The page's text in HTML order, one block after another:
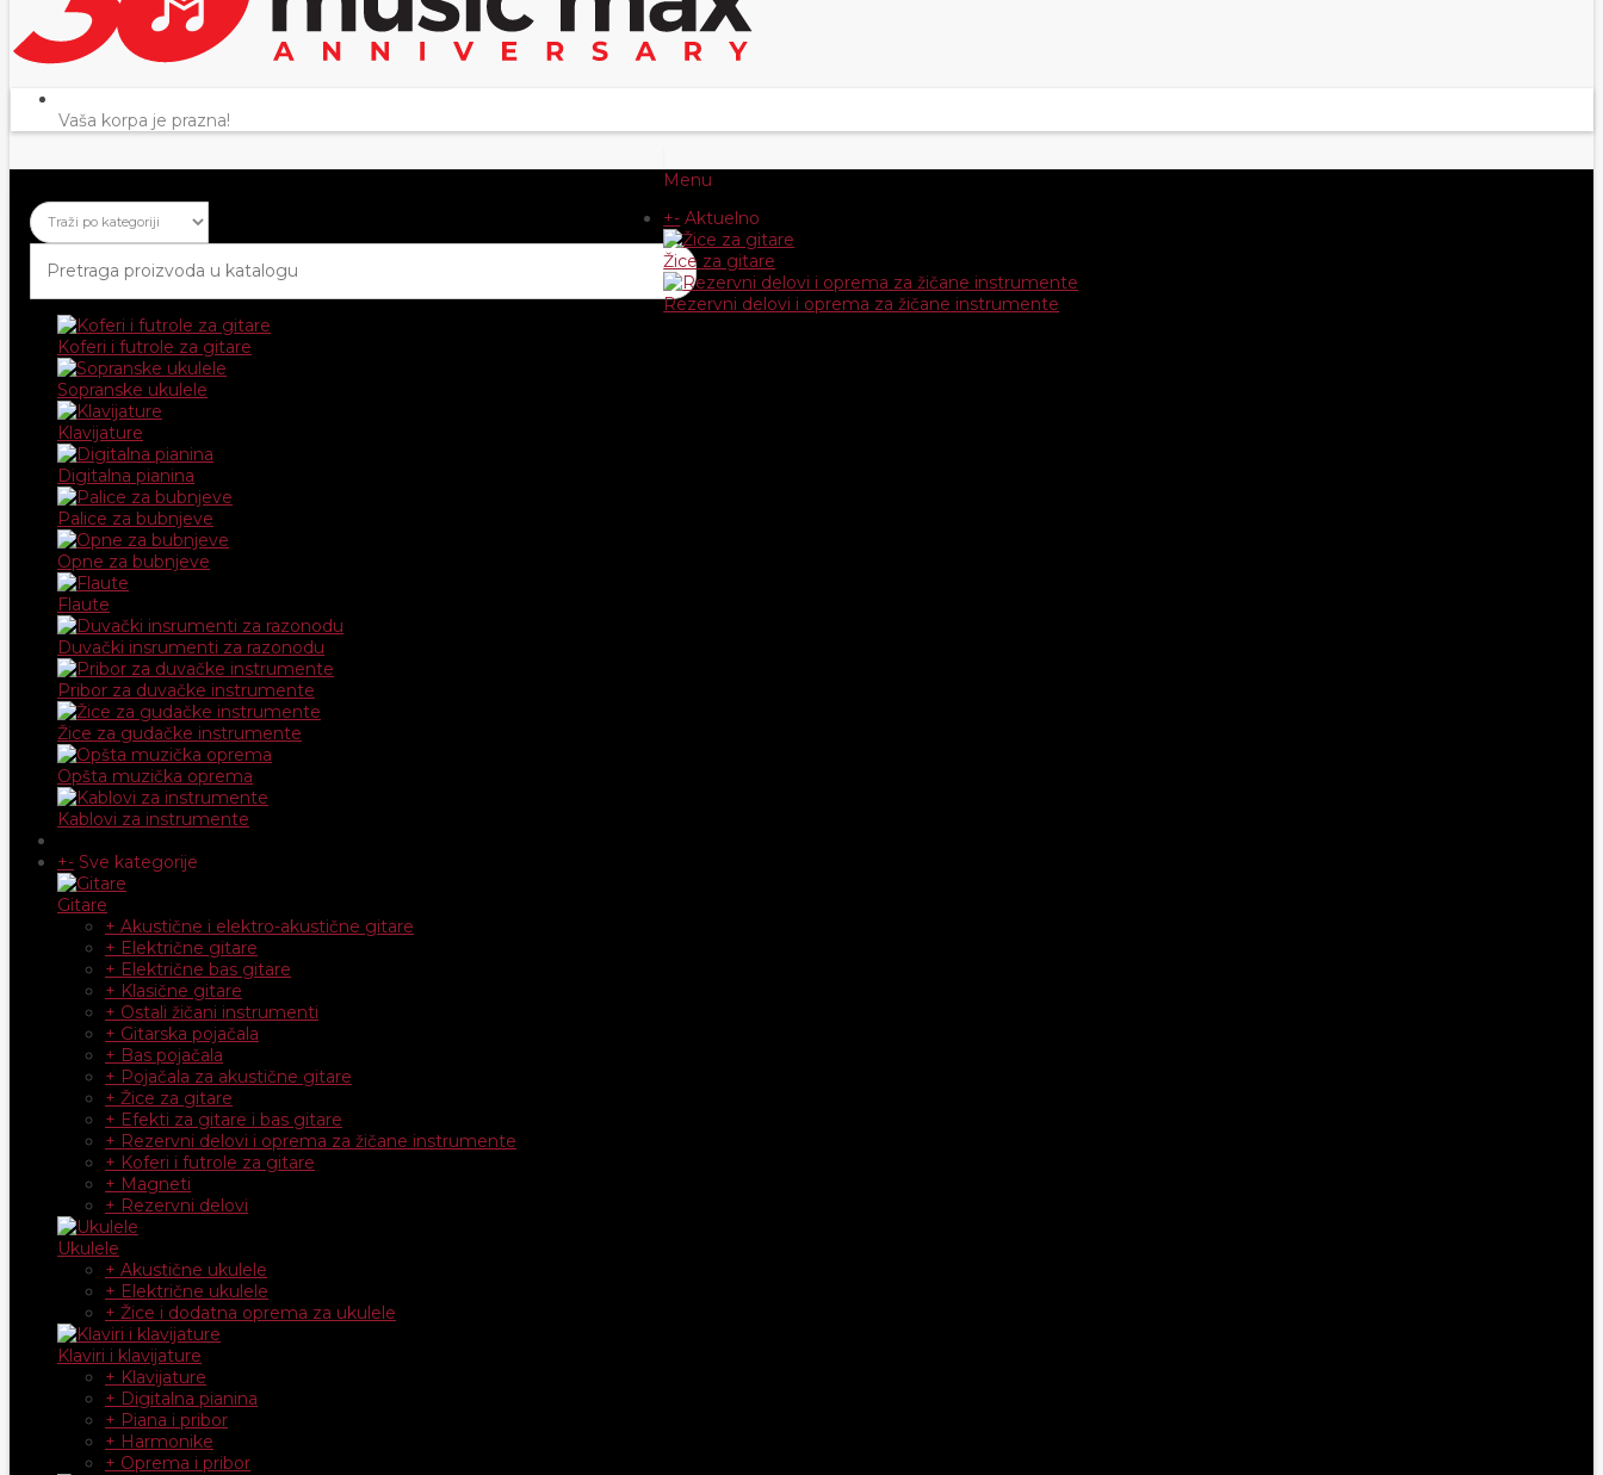
Vaša korpa je prazna!
Menu
+- Aktuelno
Žice za gitare
Rezervni delovi i oprema za žičane instrumente
Koferi i futrole za gitare
Sopranske ukulele
Klavijature
Digitalna pianina
Palice za bubnjeve
Opne za bubnjeve
Flaute
Duvački insrumenti za razonodu
Pribor za duvačke instrumente
Žice za gudačke instrumente
Opšta muzička oprema
Kablovi za instrumente
+- Sve kategorije
Gitare
+ Akustične i elektro-akustične gitare
+ Električne gitare
+ Električne bas gitare
+ Klasične gitare
+ Ostali žičani instrumenti
+ Gitarska pojačala
+ Bas pojačala
+ Pojačala za akustične gitare
+ Žice za gitare
+ Efekti za gitare i bas gitare
+ Rezervni delovi i oprema za žičane instrumente
+ Koferi i futrole za gitare
+ Magneti
+ Rezervni delovi
Ukulele
+ Akustične ukulele
+ Električne ukulele
+ Žice i dodatna oprema za ukulele
Klaviri i klavijature
+ Klavijature
+ Digitalna pianina
+ Piana i pribor
+ Harmonike
+ Oprema i pribor